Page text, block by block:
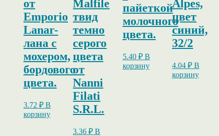
от
Emporio
Lanar-
лана с
мохером,
бордового
цвета.
3.72 ₽ В
корзину
Malfile
твид
темно
серого
цвета
от
Nanni
Filati
S.R.L.
3.36₽ В
пайеткой
молочного
цвета.
5.40 ₽ В
корзину
Alpes,
цвет
синий,
32/2
4.04 ₽ В
корзину